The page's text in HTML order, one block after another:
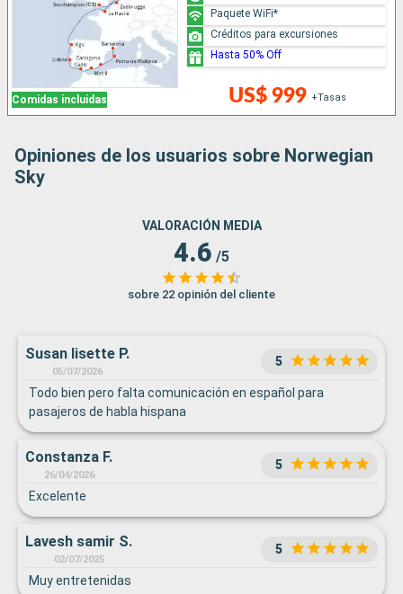
Comidas incluidas US$ 999 +Tasas
Paquete WiFi*
Créditos para excursiones
Hasta 50% Off
Opiniones de los usuarios sobre Norwegian
Sky
VALORACIÓN MEDIA
4.6 /5
sobre 22 opinión del cliente
Susan lisette P.
05/07/2026
5
Todo bien pero falta comunicación en español para
pasajeros de habla hispana
Constanza F.
26/04/2026
5
Excelente
Lavesh samir S.
02/07/2025
5
Muy entretenidas